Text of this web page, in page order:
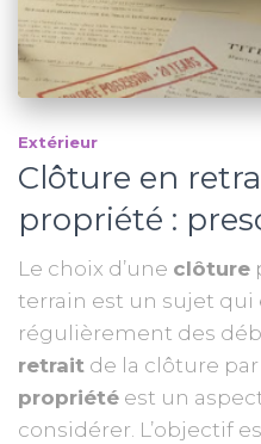
Extérieur
Clôture en
propriété :
Le choix d’une clôture
terrain est un sujet qui
régulièrement des
retrait de la clôture
propriété est un
considérer. L’objectif